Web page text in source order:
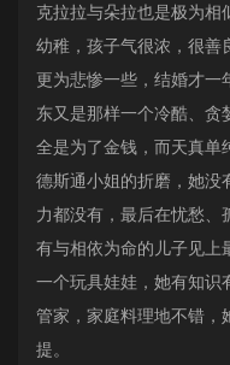
克拉拉与朵拉也是极为
幼稚，孩子气很浓，很善
更为悲惨一些，结婚才一
东又是那样一个冷酷、
全是为了金钱，而天真单
德斯通小姐的折磨，她没
力都没有，最后在忧愁
有与相依为命的儿子见上
一个玩具娃娃，她有知识
管家，家庭料理地不错
提。